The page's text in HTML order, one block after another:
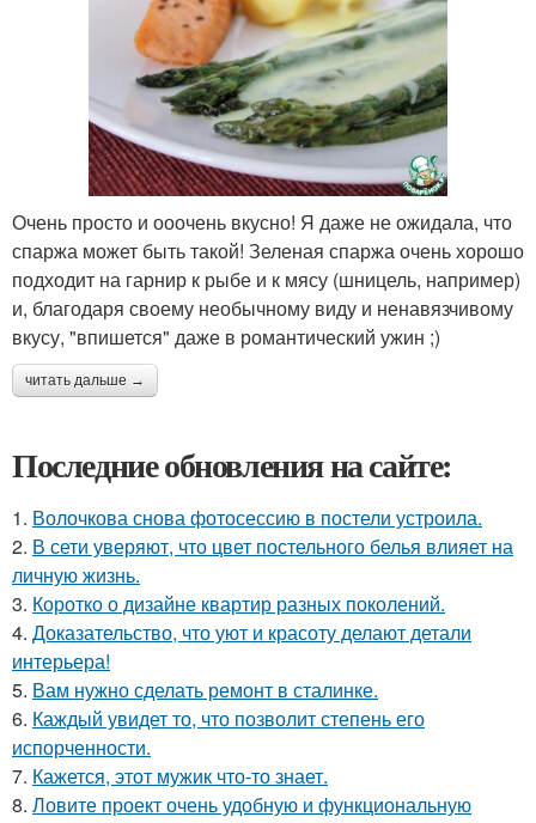
Очень просто и ооочень вкусно! Я даже не ожидала, что
спаржа может быть такой! Зеленая спаржа очень хорошо
подходит на гарнир к рыбе и к мясу (шницель, например)
и, благодаря своему необычному виду и ненавязчивому
вкусу, "впишется" даже в романтический ужин ;)
читать дальше →
Последние обновления на сайте:
1. Волочкова снова фотосессию в постели устроила.
2. В сети уверяют, что цвет постельного белья влияет на
личную жизнь.
3. Коротко о дизайне квартир разных поколений.
4. Доказательство, что уют и красоту делают детали
интерьера!
5. Вам нужно сделать ремонт в сталинке.
6. Каждый увидет то, что позволит степень его
испорченности.
7. Кажется, этот мужик что-то знает.
8. Ловите проект очень удобную и функциональную